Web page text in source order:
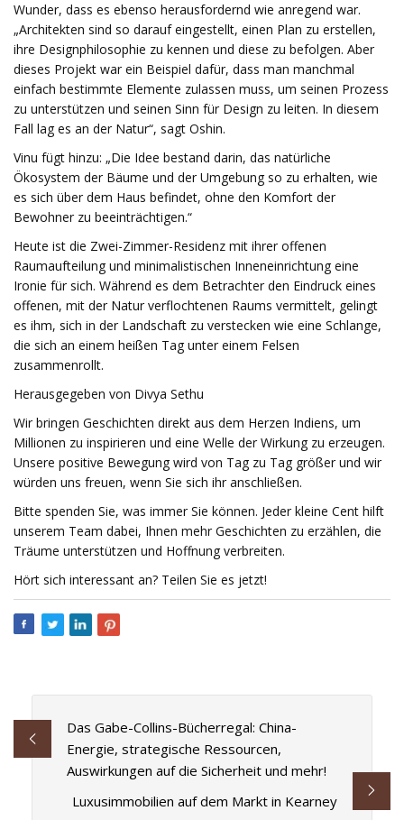
Wunder, dass es ebenso herausfordernd wie anregend war.
„Architekten sind so darauf eingestellt, einen Plan zu erstellen,
ihre Designphilosophie zu kennen und diese zu befolgen. Aber
dieses Projekt war ein Beispiel dafür, dass man manchmal
einfach bestimmte Elemente zulassen muss, um seinen Prozess
zu unterstützen und seinen Sinn für Design zu leiten. In diesem
Fall lag es an der Natur“, sagt Oshin.
Vinu fügt hinzu: „Die Idee bestand darin, das natürliche
Ökosystem der Bäume und der Umgebung so zu erhalten, wie
es sich über dem Haus befindet, ohne den Komfort der
Bewohner zu beeinträchtigen.“
Heute ist die Zwei-Zimmer-Residenz mit ihrer offenen
Raumaufteilung und minimalistischen Inneneinrichtung eine
Ironie für sich. Während es dem Betrachter den Eindruck eines
offenen, mit der Natur verflochtenen Raums vermittelt, gelingt
es ihm, sich in der Landschaft zu verstecken wie eine Schlange,
die sich an einem heißen Tag unter einem Felsen
zusammenrollt.
Herausgegeben von Divya Sethu
Wir bringen Geschichten direkt aus dem Herzen Indiens, um
Millionen zu inspirieren und eine Welle der Wirkung zu erzeugen.
Unsere positive Bewegung wird von Tag zu Tag größer und wir
würden uns freuen, wenn Sie sich ihr anschließen.
Bitte spenden Sie, was immer Sie können. Jeder kleine Cent hilft
unserem Team dabei, Ihnen mehr Geschichten zu erzählen, die
Träume unterstützen und Hoffnung verbreiten.
Hört sich interessant an? Teilen Sie es jetzt!
Das Gabe-Collins-Bücherregal: China-
Energie, strategische Ressourcen,
Auswirkungen auf die Sicherheit und mehr!
Luxusimmobilien auf dem Markt in Kearney